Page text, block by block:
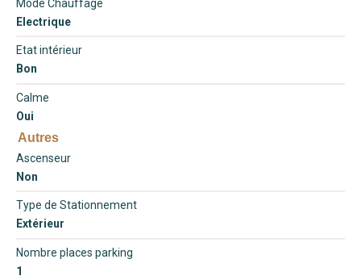
Mode Chauffage
Electrique
Etat intérieur
Bon
Calme
Oui
Autres
Ascenseur
Non
Type de Stationnement
Extérieur
Nombre places parking
1